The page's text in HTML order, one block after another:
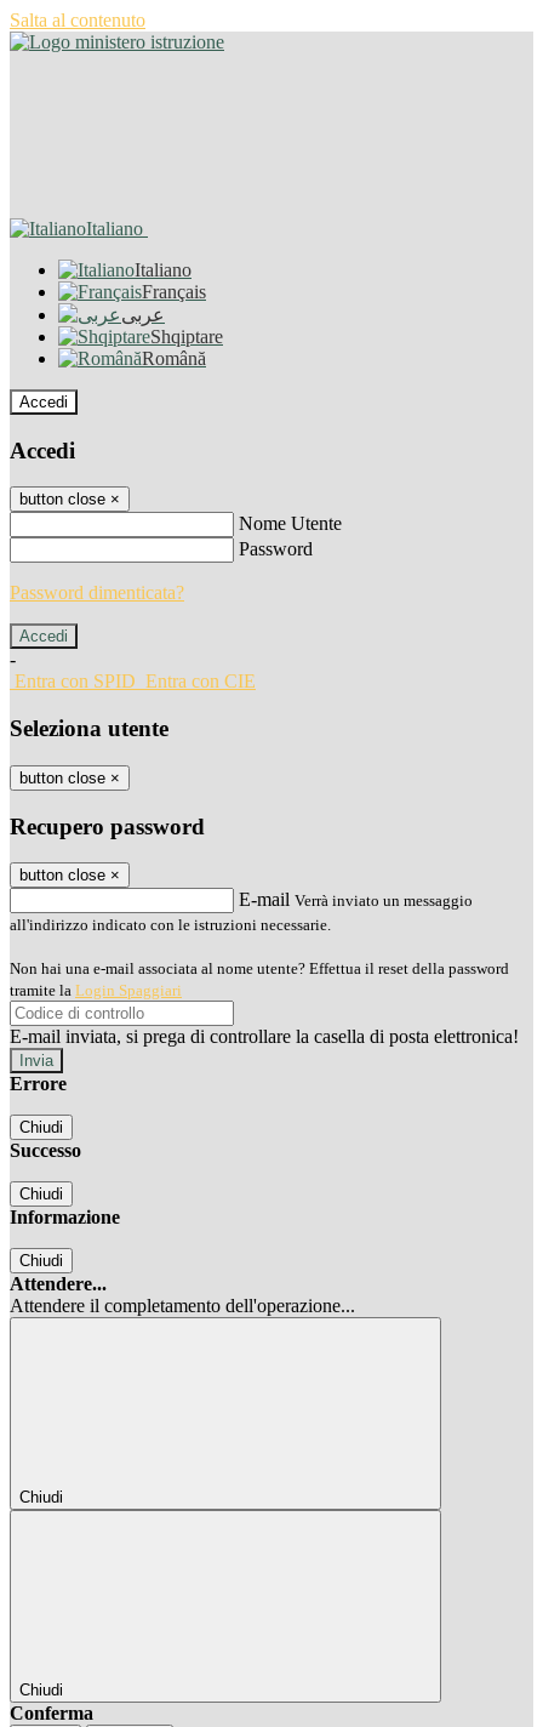
Salta al contenuto
Italiano
Italiano
Français
عربى
Shqiptare
Română
Accedi
Accedi
button close ×
Nome Utente
Password
Password dimenticata?
-
Entra con SPID Entra con CIE
Seleziona utente
button close ×
Recupero password
button close ×
E-mail Verrà inviato un messaggio
all'indirizzo indicato con le istruzioni necessarie.
Non hai una e-mail associata al nome utente? Effettua il reset della password
tramite la Login Spaggiari
E-mail inviata, si prega di controllare la casella di posta elettronica!
Errore
Chiudi
Successo
Chiudi
Informazione
Chiudi
Attendere...
Attendere il completamento dell'operazione...
Chiudi
Chiudi
Conferma